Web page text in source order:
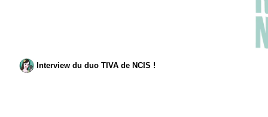
Interview du duo TIVA de NCIS !